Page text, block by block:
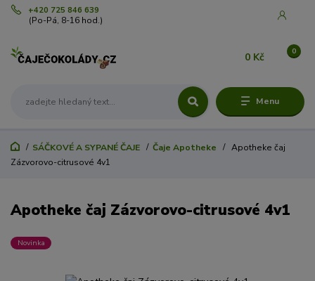
Menu
+420 725 846 639
(Po-Pá, 8-16 hod.)
0
0 Kč
SÁČKOVÉ A SYPANÉ ČAJE Čaje Apotheke
Apotheke čaj
Zázvorovo-citrusové 4v1
Apotheke čaj Zázvorovo-citrusové 4v1
Novinka